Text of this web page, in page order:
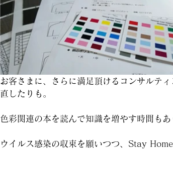
お客さまに、さらに満足頂けるコンサルテ
直したりも。
色彩関連の本を読んで知識を増やす時間もあ
ウイルス感染の収束を願いつつ、Stay